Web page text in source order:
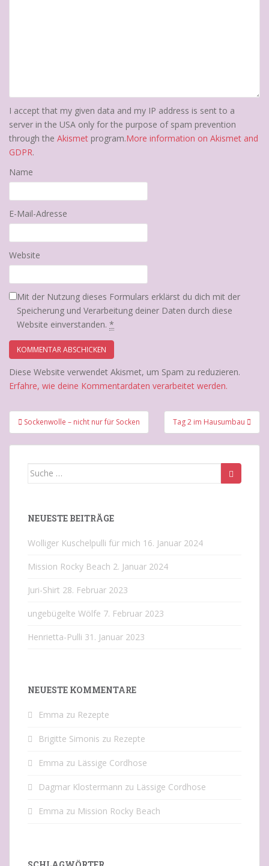
I accept that my given data and my IP address is sent to a
server in the USA only for the purpose of spam prevention
through the Akismet program.More information on Akismet and
GDPR.
Name
E-Mail-Adresse
Website
Mit der Nutzung dieses Formulars erklärst du dich mit der
Speicherung und Verarbeitung deiner Daten durch diese
Website einverstanden. *
Diese Website verwendet Akismet, um Spam zu reduzieren.
Erfahre, wie deine Kommentardaten verarbeitet werden.
Beitragsnavigation
Sockenwolle – nicht nur für Socken Tag 2 im Hausumbau
Suche
NEUESTE BEITRÄGE
Wolliger Kuschelpulli für mich 16. Januar 2024
Mission Rocky Beach 2. Januar 2024
Juri-Shirt 28. Februar 2023
ungebügelte Wölfe 7. Februar 2023
Henrietta-Pulli 31. Januar 2023
NEUESTE KOMMENTARE
Emma zu Rezepte
Brigitte Simonis zu Rezepte
Emma zu Lässige Cordhose
Dagmar Klostermann zu Lässige Cordhose
Emma zu Mission Rocky Beach